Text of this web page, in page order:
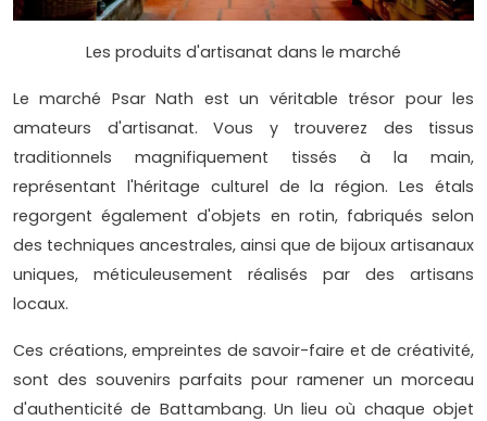
Les produits d'artisanat dans le marché
Le marché Psar Nath est un véritable trésor pour les
amateurs d'artisanat. Vous y trouverez des tissus
traditionnels magnifiquement tissés à la main,
représentant l'héritage culturel de la région. Les étals
regorgent également d'objets en rotin, fabriqués selon
des techniques ancestrales, ainsi que de bijoux artisanaux
uniques, méticuleusement réalisés par des artisans
locaux.
Ces créations, empreintes de savoir-faire et de créativité,
sont des souvenirs parfaits pour ramener un morceau
d'authenticité de Battambang. Un lieu où chaque objet